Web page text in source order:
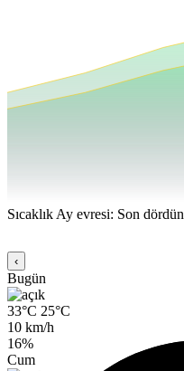
Sıcaklık Ay evresi: Son dördün
‹
Bugün
33°C 25°C
10 km/h
16%
Cum